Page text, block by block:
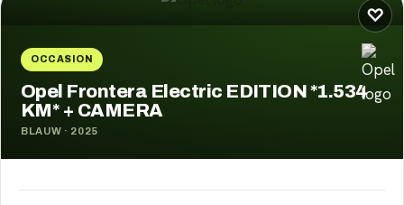
♡
OCCASION
Opel Frontera Electric EDITION *1.534
KM* + CAMERA
BLAUW · 2025